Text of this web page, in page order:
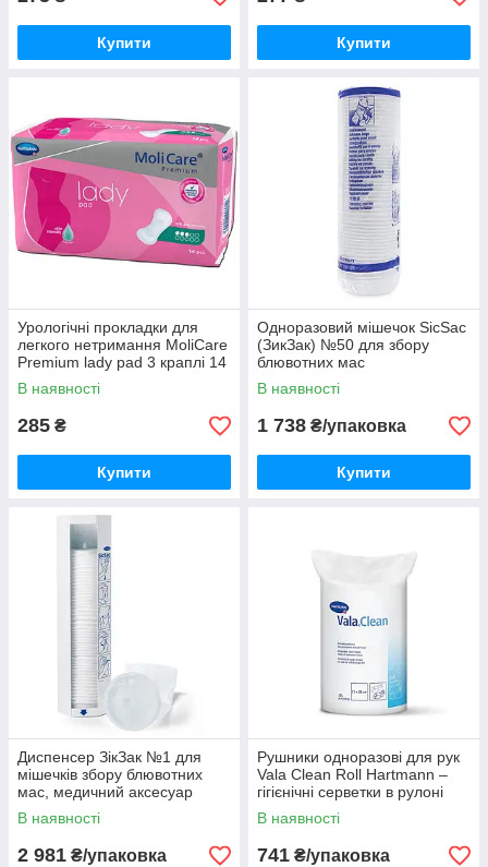
Купити Купити
Урологічні прокладки для
легкого нетримання MoliCare
Premium lady pad 3 краплі 14
шт
В наявності
285 ₴
Купити
Одноразовий мішечок SicSac
(ЗикЗак) №50 для збору
блювотних мас
В наявності
1 738 ₴/упаковка
Купити
Диспенсер ЗікЗак №1 для
мішечків збору блювотних
мас, медичний аксесуар
В наявності
2 981 ₴/упаковка
Рушники одноразові для рук
Vala Clean Roll Hartmann –
гігієнічні серветки в рулоні
В наявності
741 ₴/упаковка